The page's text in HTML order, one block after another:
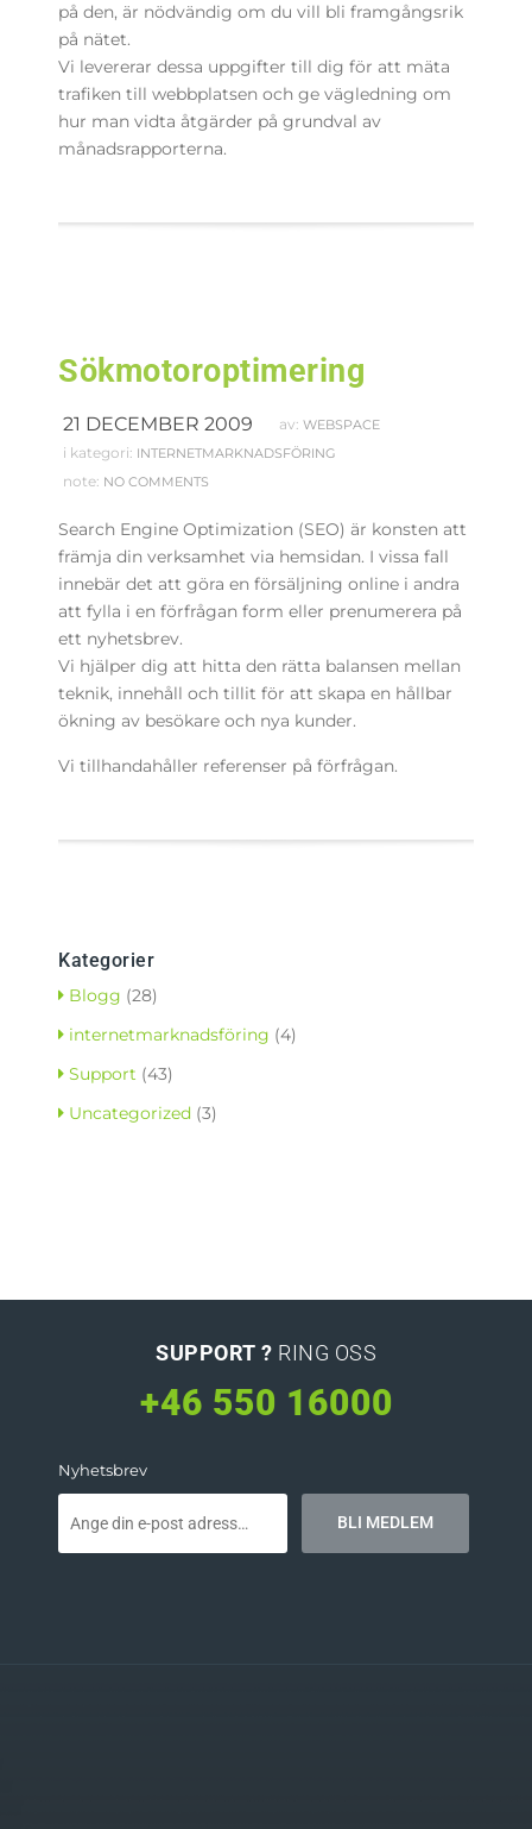
på den, är nödvändig om du vill bli framgångsrik
på nätet.
Vi levererar dessa uppgifter till dig för att mäta
trafiken till webbplatsen och ge vägledning om
hur man vidta åtgärder på grundval av
månadsrapporterna.
Sökmotoroptimering
21 DECEMBER 2009 av: WEBSPACE
i kategori: INTERNETMARKNADSFÖRING
note: NO COMMENTS
Search Engine Optimization (SEO) är konsten att
främja din verksamhet via hemsidan. I vissa fall
innebär det att göra en försäljning online i andra
att fylla i en förfrågan form eller prenumerera på
ett nyhetsbrev.
Vi hjälper dig att hitta den rätta balansen mellan
teknik, innehåll och tillit för att skapa en hållbar
ökning av besökare och nya kunder.
Vi tillhandahåller referenser på förfrågan.
Kategorier
Blogg (28)
internetmarknadsföring (4)
Support (43)
Uncategorized (3)
SUPPORT ? RING OSS
+46 550 16000
Nyhetsbrev